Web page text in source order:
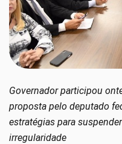
Governador participou
proposta pelo deputado
estratégias para
irregularidade